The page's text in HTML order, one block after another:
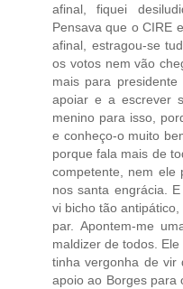
afinal, fiquei
Pensava que o CIRE
afinal, estragou-se
os votos nem vão
mais para
apoiar e a escrever
menino para isso,
e conheço-o muito
porque fala mais de
competente, nem ele
nos santa engrácia.
vi bicho tão
par. Apontem-me
maldizer de todos.
tinha vergonha de vir
apoio ao Borges para